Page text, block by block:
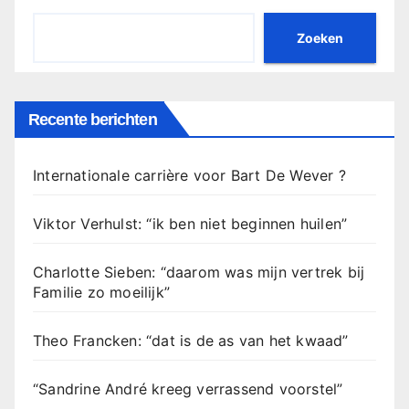
Zoeken
Recente berichten
Internationale carrière voor Bart De Wever ?
Viktor Verhulst: “ik ben niet beginnen huilen”
Charlotte Sieben: “daarom was mijn vertrek bij
Familie zo moeilijk”
Theo Francken: “dat is de as van het kwaad”
“Sandrine André kreeg verrassend voorstel”